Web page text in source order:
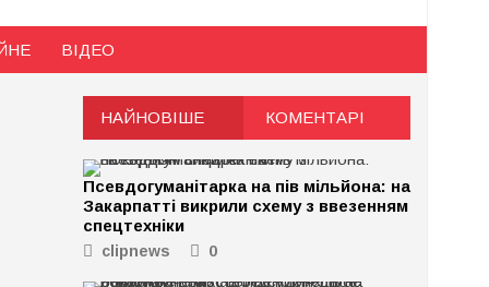
ВІДЕО
НАЙНОВІШЕ КОМЕНТАРІ
Псевдогуманітарка на пів мільйона: на
Закарпатті викрили схему з ввезенням
спецтехніки
clipnews 0